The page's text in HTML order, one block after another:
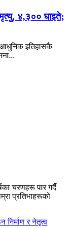
४,३०० घाइते;
इतिहासकै
चरणहरू पार गर्दै
प्रतिभाहरूको